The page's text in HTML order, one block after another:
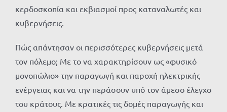
κερδοσκοπία και εκβιασμοί προς καταναλωτές και
κυβερνήσεις.
Πώς απάντησαν οι περισσότερες κυβερνήσεις μετά
τον πόλεμο; Με το να χαρακτηρίσουν ως «φυσικό
μονοπώλιο» την παραγωγή και παροχή ηλεκτρικής
ενέργειας και να την περάσουν υπό τον άμεσο έλεγχο
του κράτους. Με κρατικές τις δομές παραγωγής και